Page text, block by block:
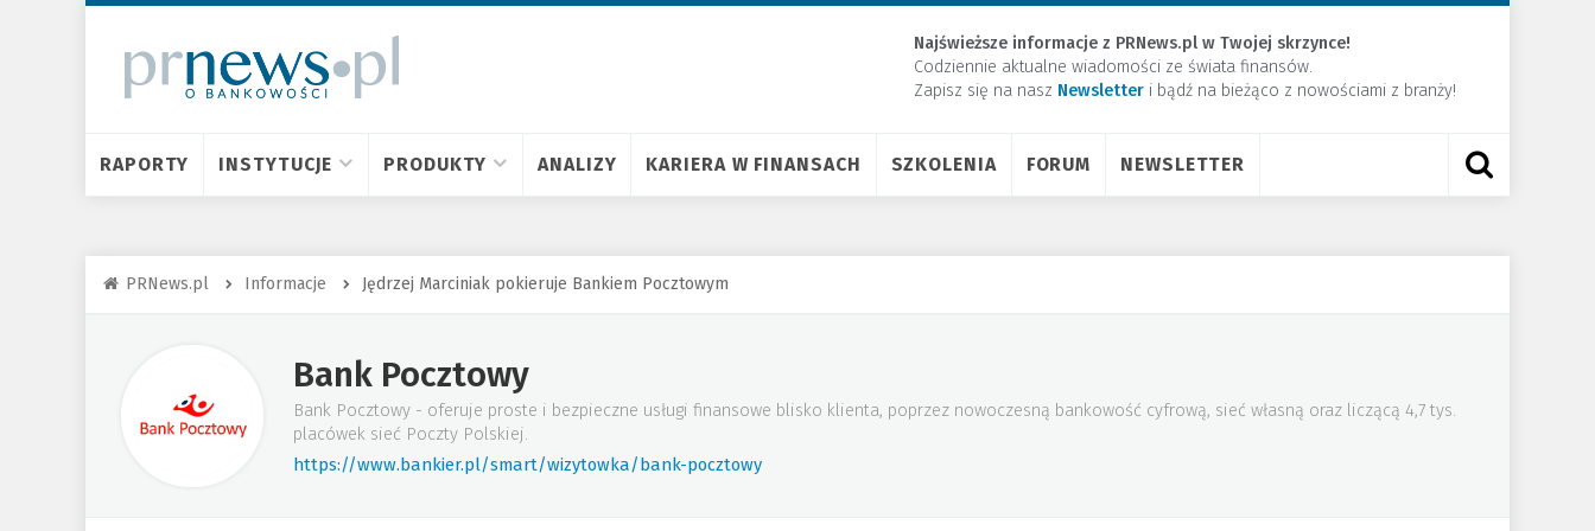
Najświeższe informacje z PRNews.pl w Twojej skrzynce!
Codziennie aktualne wiadomości ze świata finansów.
Zapisz się na nasz Newsletter ​i bądź na bieżąco z nowościami z branży!
RAPORTY INSTYTUCJE PRODUKTY ANALIZY KARIERA W FINANSACH SZKOLENIA FORUM NEWSLETTER
PRNews.pl Informacje Jędrzej Marciniak pokieruje Bankiem Pocztowym
Bank Pocztowy
Bank Pocztowy - oferuje proste i bezpieczne usługi finansowe blisko klienta, poprzez nowoczesną bankowość cyfrową, sieć własną oraz liczącą 4,7 tys.
placówek sieć Poczty Polskiej.
https://www.bankier.pl/smart/wizytowka/bank-pocztowy